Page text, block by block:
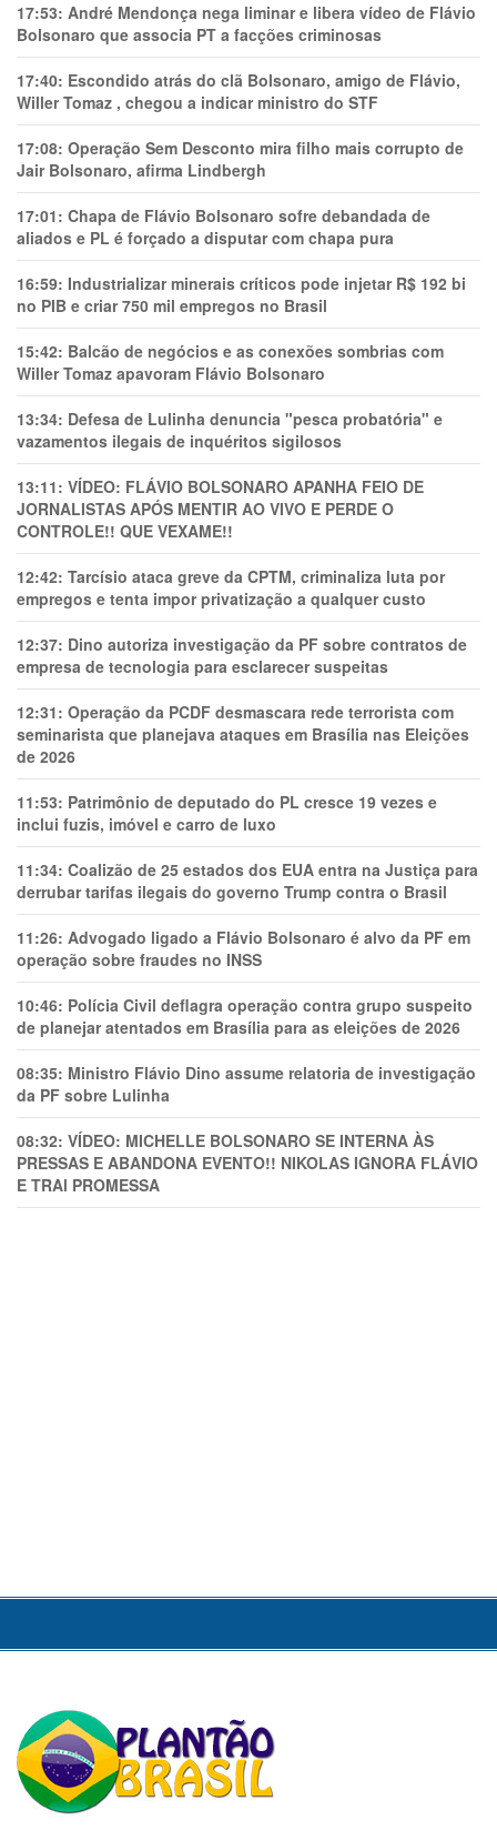
17:53: André Mendonça nega liminar e libera vídeo de Flávio
Bolsonaro que associa PT a facções criminosas
17:40: Escondido atrás do clã Bolsonaro, amigo de Flávio,
Willer Tomaz , chegou a indicar ministro do STF
17:08: Operação Sem Desconto mira filho mais corrupto de
Jair Bolsonaro, afirma Lindbergh
17:01: Chapa de Flávio Bolsonaro sofre debandada de
aliados e PL é forçado a disputar com chapa pura
16:59: Industrializar minerais críticos pode injetar R$ 192 bi
no PIB e criar 750 mil empregos no Brasil
15:42: Balcão de negócios e as conexões sombrias com
Willer Tomaz apavoram Flávio Bolsonaro
13:34: Defesa de Lulinha denuncia "pesca probatória" e
vazamentos ilegais de inquéritos sigilosos
13:11: VÍDEO: FLÁVIO BOLSONARO APANHA FEIO DE
JORNALISTAS APÓS MENTIR AO VIVO E PERDE O
CONTROLE!! QUE VEXAME!!
12:42: Tarcísio ataca greve da CPTM, criminaliza luta por
empregos e tenta impor privatização a qualquer custo
12:37: Dino autoriza investigação da PF sobre contratos de
empresa de tecnologia para esclarecer suspeitas
12:31: Operação da PCDF desmascara rede terrorista com
seminarista que planejava ataques em Brasília nas Eleições
de 2026
11:53: Patrimônio de deputado do PL cresce 19 vezes e
inclui fuzis, imóvel e carro de luxo
11:34: Coalizão de 25 estados dos EUA entra na Justiça para
derrubar tarifas ilegais do governo Trump contra o Brasil
11:26: Advogado ligado a Flávio Bolsonaro é alvo da PF em
operação sobre fraudes no INSS
10:46: Polícia Civil deflagra operação contra grupo suspeito
de planejar atentados em Brasília para as eleições de 2026
08:35: Ministro Flávio Dino assume relatoria de investigação
da PF sobre Lulinha
08:32: VÍDEO: MICHELLE BOLSONARO SE INTERNA ÀS
PRESSAS E ABANDONA EVENTO!! NIKOLAS IGNORA FLÁVIO
E TRAl PROMESSA